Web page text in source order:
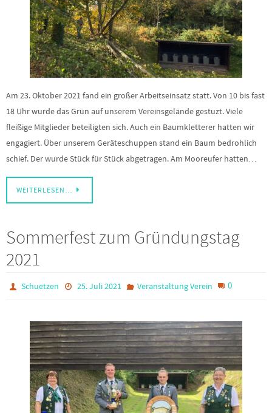
Am 23. Oktober 2021 fand ein großer Arbeitseinsatz statt. Von 10 bis fast
18 Uhr wurde das Grün auf unserem Vereinsgelände gestuzt. Viele
fleißige Mitglieder beteiligten sich. Auch ein Baumkletterer hatten wir
engagiert. Über unserem Geräteschuppen stand ein Baum bedrohlich
schief. Der wurde Stück für Stück abgetragen. Am Mooreufer hatten…
WEITERLESEN…
Sommerfest zum Gründungstag
2021
Schuetzen 25. Juli 2021 Veranstaltung Verein 0